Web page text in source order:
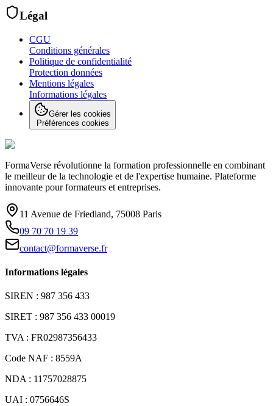
Légal
CGU
Conditions générales
Politique de confidentialité
Protection données
Mentions légales
Informations légales
Gérer les cookies
Préférences cookies
FormaVerse révolutionne la formation professionnelle en combinant
le meilleur de la technologie et de l'expertise humaine. Plateforme
innovante pour formateurs et entreprises.
11 Avenue de Friedland, 75008 Paris
09 70 70 19 39
contact@formaverse.fr
Informations légales
SIREN : 987 356 433
SIRET : 987 356 433 00019
TVA : FR02987356433
Code NAF : 8559A
NDA : 11757028875
UAI : 0756646S